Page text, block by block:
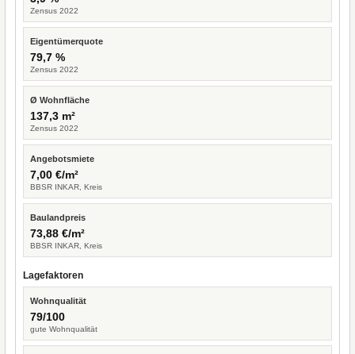
Zensus 2022
Eigentümerquote
79,7 %
Zensus 2022
Ø Wohnfläche
137,3 m²
Zensus 2022
Angebotsmiete
7,00 €/m²
BBSR INKAR, Kreis
Baulandpreis
73,88 €/m²
BBSR INKAR, Kreis
Lagefaktoren
Wohnqualität
79/100
gute Wohnqualität